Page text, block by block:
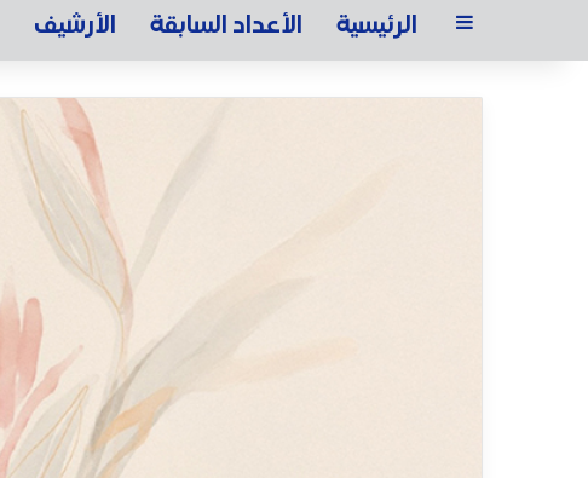
الرئيسية الأعداد السابقة الأرشيف